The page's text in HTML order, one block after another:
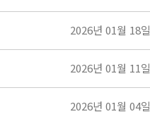
2026년 01월 18일
2026년 01월 11일
2026년 01월 04일